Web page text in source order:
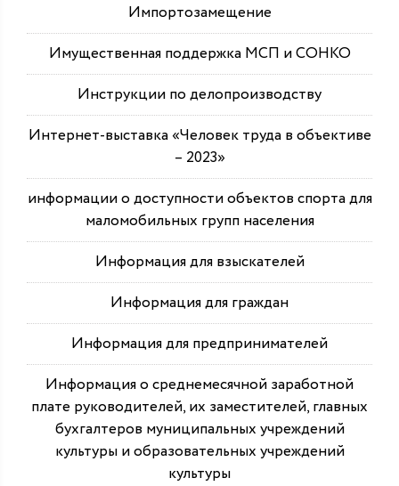
Импортозамещение
Имущественная поддержка МСП и СОНКО
Инструкции по делопроизводству
Интернет-выставка «Человек труда в объективе
– 2023»
информации о доступности объектов спорта для
маломобильных групп населения
Информация для взыскателей
Информация для граждан
Информация для предпринимателей
Информация о среднемесячной заработной
плате руководителей, их заместителей, главных
бухгалтеров муниципальных учреждений
культуры и образовательных учреждений
культуры